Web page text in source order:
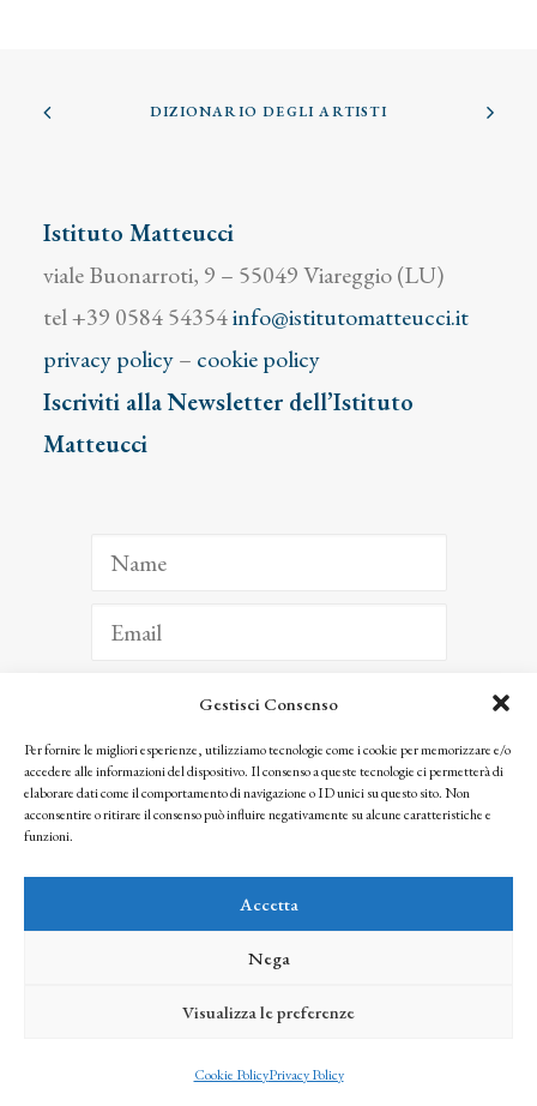
Gestisci Consenso
Per fornire le migliori esperienze, utilizziamo tecnologie come i cookie per memorizzare e/o
accedere alle informazioni del dispositivo. Il consenso a queste tecnologie ci permetterà di
elaborare dati come il comportamento di navigazione o ID unici su questo sito. Non
acconsentire o ritirare il consenso può influire negativamente su alcune caratteristiche e
funzioni.
Accetta
Nega
Visualizza le preferenze
Cookie PolicyPrivacy Policy
DIZIONARIO DEGLI ARTISTI
Istituto Matteucci
viale Buonarroti, 9 – 55049 Viareggio (LU)
tel +39 0584 54354info@istitutomatteucci.it
privacy policy– cookie policy
Iscriviti alla Newsletter dell’Istituto
Matteucci
ISCRIVITI
Facendo clic per iscriverti, riconosci che le tue informazioni saranno trattate
seguendo la nostra Privacy Policy
© 2025 Istituto Matteucci. All right reserved
l’autorizzazione scritta dei proprietari dei diritti e dell’Istituto Matteucci
credits